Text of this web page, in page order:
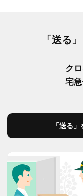
「送る
ク
宅
「送る